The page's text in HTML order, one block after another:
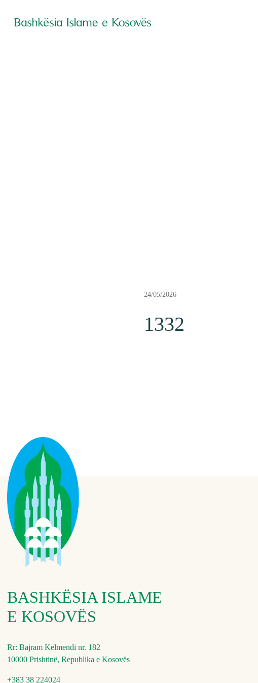
24/05/2026
1332
BASHKËSIA ISLAME
E KOSOVËS
Rr: Bajram Kelmendi nr. 182
10000 Prishtinë, Republika e Kosovës
+383 38 224024